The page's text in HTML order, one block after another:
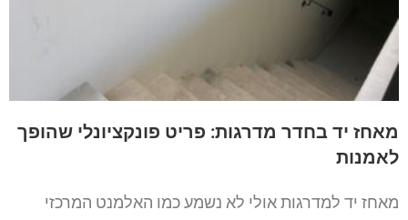
מאחז יד בחדר מדרגות: פריט פונקציונלי שהופך
לאמנות
מאחז יד למדרגות אולי לא נשמע כמו האלמנט המרכזי